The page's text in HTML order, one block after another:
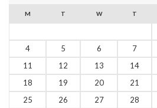
M T W T
4
5 6 7
11
12 13 14
18
19 20 21
25
26 27 28